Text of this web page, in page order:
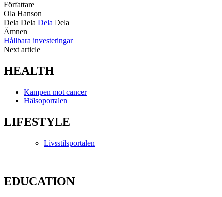
Författare
Ola Hanson
Dela Dela Dela Dela
Ämnen
Hållbara investeringar
Next article
HEALTH
Kampen mot cancer
Hälsoportalen
LIFESTYLE
Livsstilsportalen
EDUCATION